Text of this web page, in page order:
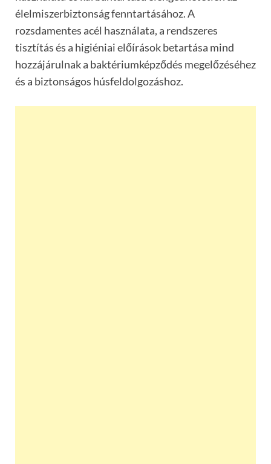
élelmiszerbiztonság fenntartásához. A
rozsdamentes acél használata, a rendszeres
tisztítás és a higiéniai előírások betartása mind
hozzájárulnak a baktériumképződés megelőzéséhez
és a biztonságos húsfeldolgozáshoz.